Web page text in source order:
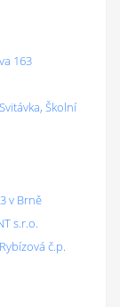
163
Školní
v Brně
s.r.o.
č.p.